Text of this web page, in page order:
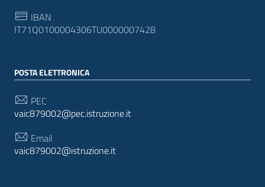
IBAN
IT71Q0100004306TU0000007428
POSTA ELETTRONICA
PEC
vaic879002@pec.istruzione.it
Email
vaic879002@istruzione.it